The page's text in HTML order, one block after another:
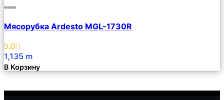
Описание
Избранное
Мясорубка Ardesto MGL-1730R
5.0
1,135 m
В Корзину